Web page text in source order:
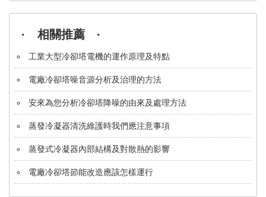
· 相關推薦 ·
工業大型冷卻塔電機的運作原理及特點
電廠冷卻塔噪音源分析及治理的方法
安來為您分析冷卻塔降噪的由來及處理方法
蒸發冷凝器清洗維護時我們應注意事項
蒸發式冷凝器內部結構及對散熱的影響
電廠冷卻塔節能改造應該怎樣運行